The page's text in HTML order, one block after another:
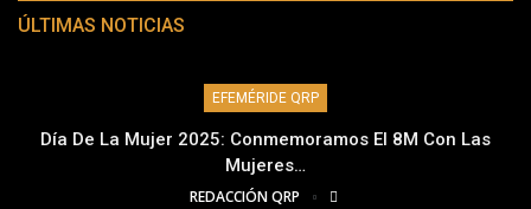
ÚLTIMAS NOTICIAS
EFEMÉRIDE QRP
Día De La Mujer 2025: Conmemoramos El 8M Con Las
Mujeres…
REDACCIÓN QRP